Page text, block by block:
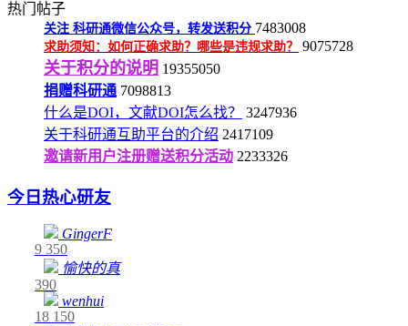
热门帖子
关注 科研通微信公众号，转发送积分 7483008
求助须知：如何正确求助？哪些是违规求助？ 9075728
关于积分的说明 19355050
捐赠科研通 7098813
什么是DOI，文献DOI怎么找？
3247936
关于科研通互助平台的介绍 2417109
邀请新用户注册赠送积分活动 2233326
今日热心研友
GingerF
9 350
愉快的真
390
wenhui
18 150